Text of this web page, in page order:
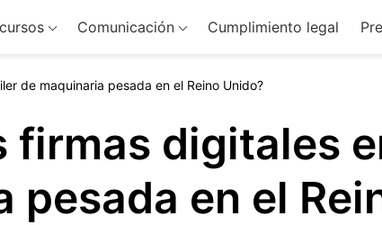
Comunicación Cumplimiento legal
de maquinaria pesada en el Reino Unido?
firmas digitales
pesada en el